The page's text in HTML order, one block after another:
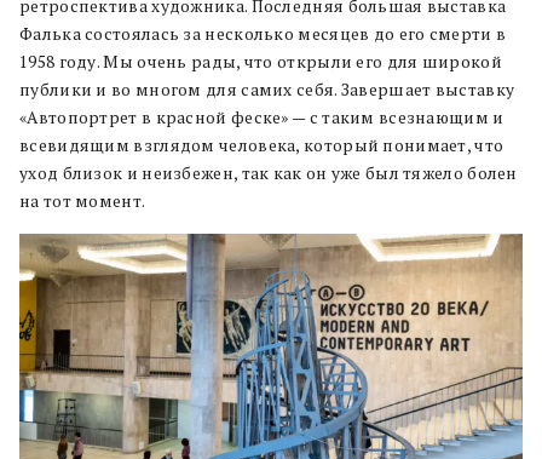
ретроспектива художника. Последняя большая выставка
Фалька состоялась за несколько месяцев до его смерти в
1958 году. Мы очень рады, что открыли его для широкой
публики и во многом для самих себя. Завершает выставку
«Автопортрет в красной феске» — с таким всезнающим и
всевидящим взглядом человека, который понимает, что
уход близок и неизбежен, так как он уже был тяжело болен
на тот момент.